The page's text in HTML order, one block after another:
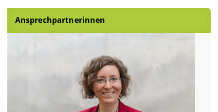
Ansprechpartnerinnen